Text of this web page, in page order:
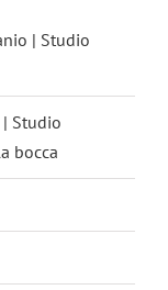
| Studio
Studio
bocca